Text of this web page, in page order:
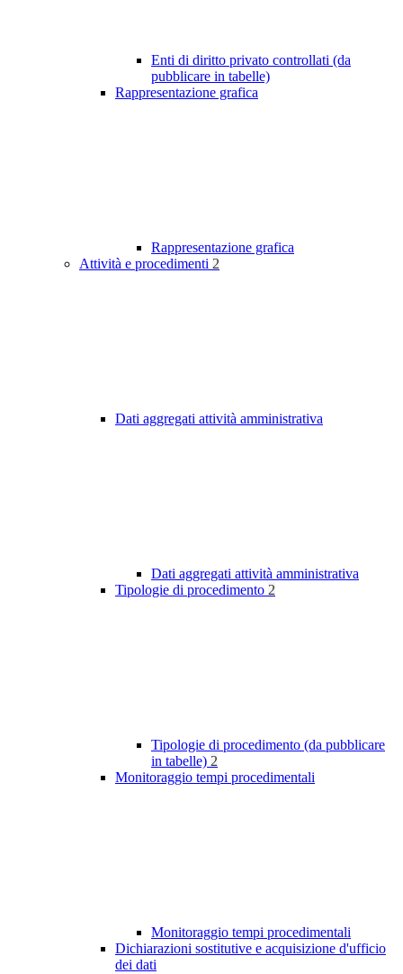
Enti di diritto privato controllati (da
pubblicare in tabelle)
Rappresentazione grafica
Rappresentazione grafica
Attività e procedimenti 2
Dati aggregati attività amministrativa
Dati aggregati attività amministrativa
Tipologie di procedimento 2
Tipologie di procedimento (da pubblicare
in tabelle) 2
Monitoraggio tempi procedimentali
Monitoraggio tempi procedimentali
Dichiarazioni sostitutive e acquisizione d'ufficio
dei dati